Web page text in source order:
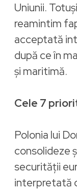
Uniunii.
reamintim
acceptată
după ce în
și maritimă.
Cele 7
Polonia lui
consolideze
securității
interpretată